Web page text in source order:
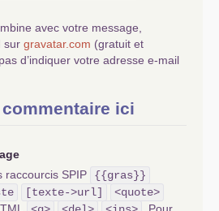
avec votre message,
sur gravatar.com (gratuit et
d’indiquer votre adresse e-mail
ici
raccourcis SPIP
{{gras}}
[texte->url]
<quote>
. Pour